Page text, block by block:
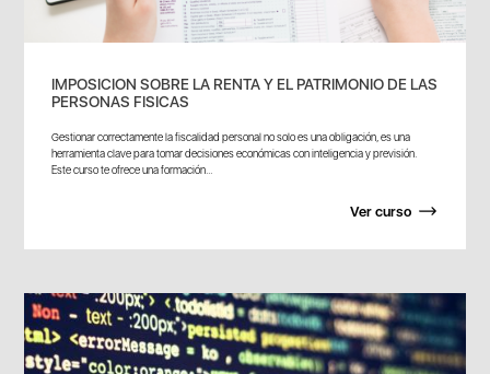
IMPOSICION SOBRE LA RENTA Y EL PATRIMONIO DE LAS
PERSONAS FISICAS
Gestionar correctamente la fiscalidad personal no solo es una obligación, es una
herramienta clave para tomar decisiones económicas con inteligencia y previsión.
Este curso te ofrece una formación...
Ver curso